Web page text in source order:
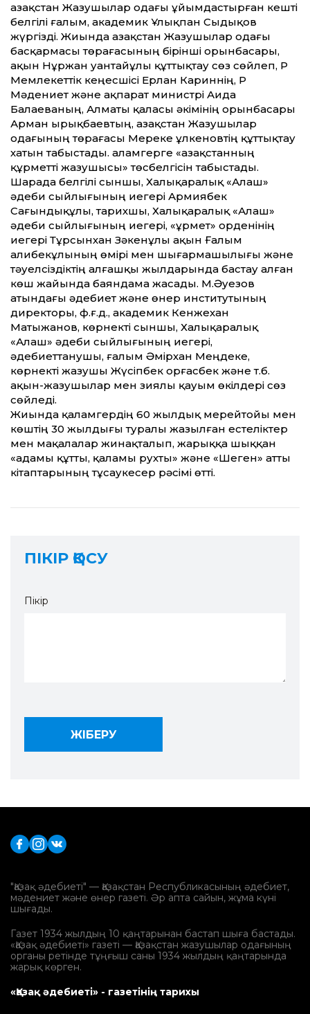
Қазақстан Жазушылар одағы ұйымдастырған кешті
белгілі ғалым, академик Ұлықпан Сыдықов
жүргізді. Жиында Қазақстан Жазушылар одағы
басқармасы төрағасының бірінші орынбасары,
ақын Нұржан Қуантайұлы құттықтау сөз сөйлеп, ҚР
Мемлекеттік кеңесшісі Ерлан Кариннің, ҚР
Мәдениет және ақпарат министрі Аида
Балаеваның, Алматы қаласы әкімінің орынбасары
Арман Қырықбаевтың, Қазақстан Жазушылар
одағының төрағасы Мереке Құлкеновтің құттықтау
хатын табыстады. Қаламгерге «Қазақстанның
құрметті жазушысы» төсбелгісін табыстады.
Шарада белгілі сыншы, Халықаралық «Алаш»
әдеби сыйлығының иегері Армиябек
Сағындықұлы, тарихшы, Халықаралық «Алаш»
әдеби сыйлығы­ның иегері, «Құрмет» орденінің
иегері Тұрсынхан Зәкенұлы ақын Ғалым
Қалибекұлының өмірі мен шығармашылы­ғы және
тәуелсіздіктің алғашқы жылдарын­да бастау алған
көш жайында баяндама жасады. М.Әуезов
атындағы әдебиет және өнер институтының
директоры, ф.ғ.д., академик Кенжехан
Матыжанов, көрнекті сыншы, Халықаралық
«Алаш» әдеби сыйлығының иегері,
әдебиеттанушы, ғалым Әмірхан Меңдеке,
көрнекті жазушы Жүсіпбек Қорғасбек және т.б.
ақын-жазушылар мен зиялы қауым өкілдері сөз
сөйледі.
Жиында қаламгердің 60 жылдық мерей­тойы мен
көштің 30 жылдығы тура­лы жазылған естеліктер
мен мақалалар жинақталып, жарыққа шыққан
«Қадамы құтты, қаламы рухты» және «Шеген» атты
кітаптарының тұсаукесер рәсімі өтті.
ПІКІР ҚОСУ
Пікір
"Қазақ әдебиеті" — Қазақстан Республикасының әдебиет,
мәдениет және өнер газеті. Әр апта сайын, жұма күні
шығады.
Газет 1934 жылдың 10 қаңтарынан бастап шыға бастады.
«Қазақ әдебиеті» газеті — Қазақстан жазушылар одағының
органы ретінде тұңғыш саны 1934 жылдың қаңтарында
жарық көрген.
«Қазақ әдебиеті» - газетінің тарихы